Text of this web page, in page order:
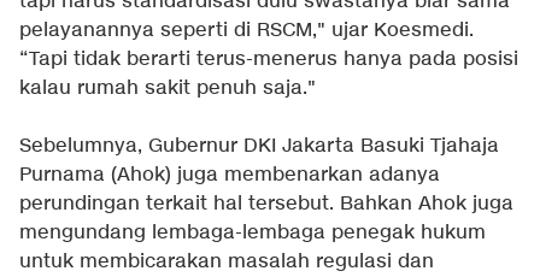
pelayanannya seperti di RSCM," ujar Koesmedi.
“Tapi tidak berarti terus-menerus hanya pada posisi
kalau rumah sakit penuh saja."
Sebelumnya, Gubernur DKI Jakarta Basuki Tjahaja
Purnama (Ahok) juga membenarkan adanya
perundingan terkait hal tersebut. Bahkan Ahok juga
mengundang lembaga-lembaga penegak hukum
untuk membicarakan masalah regulasi dan